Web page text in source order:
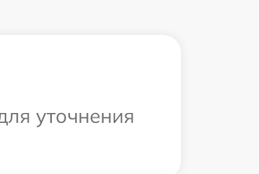
уточнения